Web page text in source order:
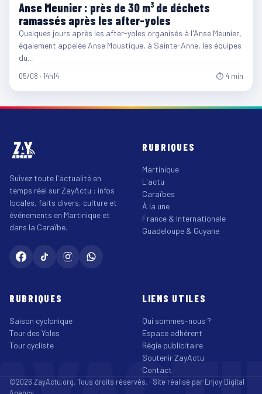
Anse Meunier : près de 30 m³ de déchets
ramassés après les after-yoles
Quelques jours après les after-yoles organisés à l'Anse Meunier,
également appelée Anse Moustique, à Sainte-Anne, les équipes
du…
05/08 · 14h14 ⏱ 4 min
Suivez toute l'actualité en
temps réel sur ZayActu : infos
locales, faits divers, culture et
événements en Martinique et
dans la Caraïbe.
RUBRIQUES
Martinique
L'actu
Caraïbes
À la une
France & Internationale
Guadeloupe & Guyane
RUBRIQUES
Saison cyclonique
Tour des Yoles
Tour cycliste
LIENS UTILES
Qui sommes-nous ?
Espace adhérent
Régie publicitaire
Soutenir ZayActu
Contact
©2026 ZayActu.org. Tous droits réservés. · Site réalisé par Enjoy Digital